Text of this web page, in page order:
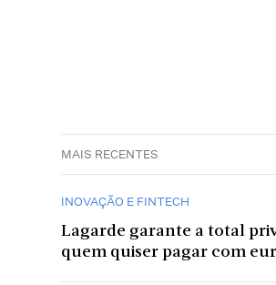
MAIS RECENTES
INOVAÇÃO E FINTECH
Lagarde garante a total
quem quiser pagar com